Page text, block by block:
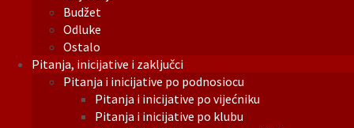
Budžet
Odluke
Ostalo
Pitanja, inicijative i zaključci
Pitanja i inicijative po podnosiocu
Pitanja i inicijative po vijećniku
Pitanja i inicijative po klubu